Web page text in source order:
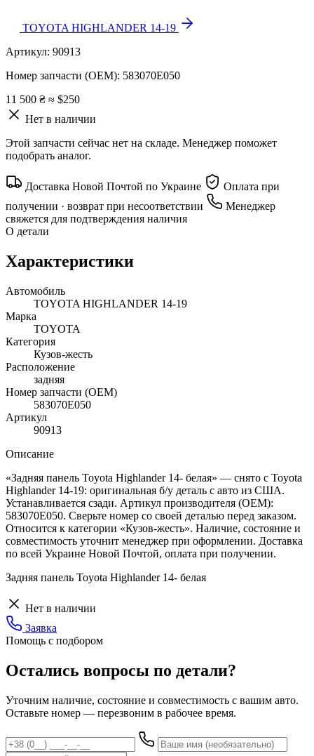
TOYOTA HIGHLANDER 14-19
Артикул: 90913
Номер запчасти (OEM): 583070E050
11 500 ₴ ≈ $250
Нет в наличии
Этой запчасти сейчас нет на складе. Менеджер поможет
подобрать аналог.
Доставка Новой Почтой по Украине
Оплата при
получении · возврат при несоответствии
Менеджер
свяжется для подтверждения наличия
О детали
Характеристики
Автомобиль
TOYOTA HIGHLANDER 14-19
Марка
TOYOTA
Категория
Кузов-жесть
Расположение
задняя
Номер запчасти (OEM)
583070E050
Артикул
90913
Описание
«Задняя панель Toyota Highlander 14- белая» — снято с Toyota
Highlander 14-19: оригинальная б/у деталь с авто из США.
Устанавливается сзади. Артикул производителя (OEM):
583070E050. Сверьте номер со своей деталью перед заказом.
Относится к категории «Кузов-жесть». Наличие, состояние и
совместимость уточнит менеджер при оформлении. Доставка
по всей Украине Новой Почтой, оплата при получении.
Задняя панель Toyota Highlander 14- белая
Нет в наличии
Заявка
Помощь с подбором
Остались вопросы по детали?
Уточним наличие, состояние и совместимость с вашим авто.
Оставьте номер — перезвоним в рабочее время.